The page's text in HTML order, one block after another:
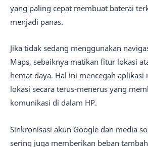
yang paling cepat membuat baterai
menjadi panas.
Jika tidak sedang menggunakan
Maps, sebaiknya matikan fitur lokasi
hemat daya. Hal ini mencegah aplikasi
lokasi secara terus-menerus yang
komunikasi di dalam HP.
Sinkronisasi akun Google dan media
sering juga memberikan beban